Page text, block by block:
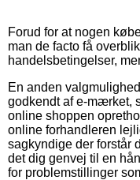
Forud for at nogen
man de facto få
handelsbetingelser,
En anden
godkendt af e-mærket,
online shoppen
online forhandleren
sagkyndige der forstår
det dig genvej til en
for problemstillinger